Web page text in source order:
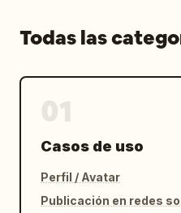
Todas las
Casos de uso
Perfil / Avatar
Publicación en redes